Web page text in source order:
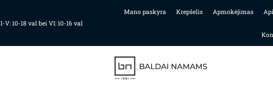
I-V: 10-18 val bei VI: 10-16 val
Mano paskyra Krepšelis Apmokėjimas